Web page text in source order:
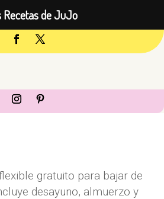
gratuito para bajar de
desayuno, almuerzo y
Recetas de JuJo